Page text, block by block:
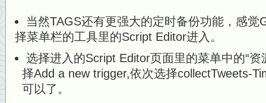
当然TAGS还有更强大的定时备份功能，感觉
择菜单栏的工具里的Script Editor进入。
选择进入的Script Editor页面里的菜单中的“资
择Add a new trigger,依次选择collectTweets-
可以了。